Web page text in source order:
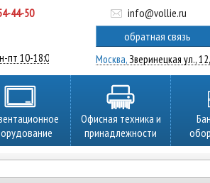
44-50
пт 10-18:00
info@vollie.ru
обратная связь
Москва,Зверинецкая ул., 12,
Офисная техника и
принадлежности